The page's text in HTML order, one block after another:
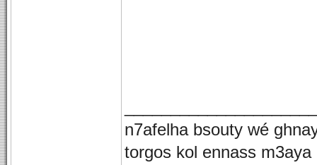
n7afelha bsouty wé
torgos kol ennass m3aya